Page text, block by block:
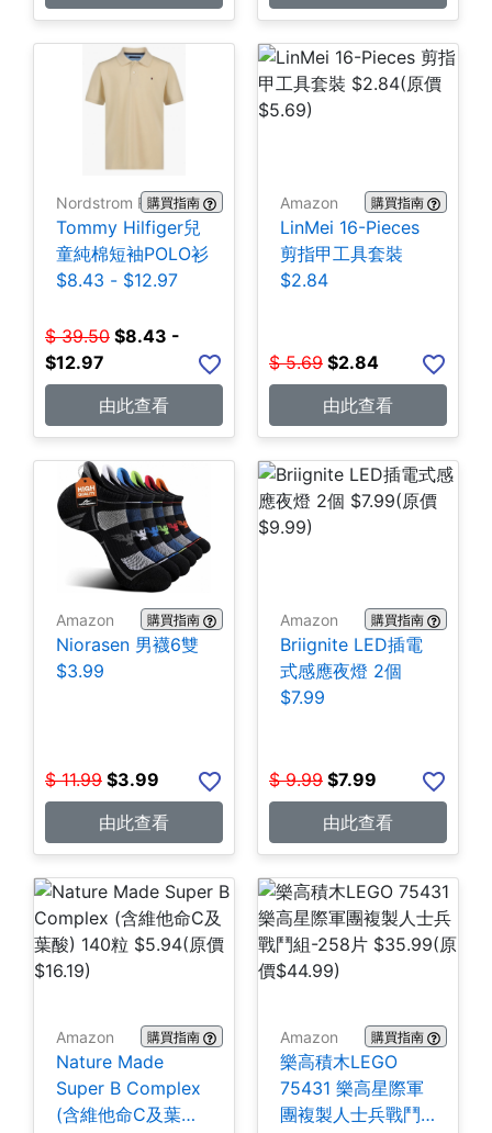
Nordstrom Rack購買指南
Tommy Hilfiger兒
童純棉短袖POLO衫
$8.43 - $12.97
$ 39.50 $8.43 -
$12.97
由此查看
Amazon 購買指南
LinMei 16-Pieces
剪指甲工具套裝
$2.84
$ 5.69 $2.84
由此查看
Amazon 購買指南
Niorasen 男襪6雙
$3.99
$ 11.99 $3.99
由此查看
Amazon 購買指南
Briignite LED插電
式感應夜燈 2個
$7.99
$ 9.99 $7.99
由此查看
Amazon 購買指南
Nature Made
Super B Complex
(含維他命C及葉酸)
Amazon 購買指南
樂高積木LEGO
75431 樂高星際軍
團複製人士兵戰鬥